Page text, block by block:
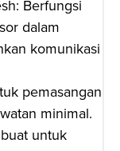
Berfungsi
dalam
komunikasi
pemasangan
minimal.
untuk